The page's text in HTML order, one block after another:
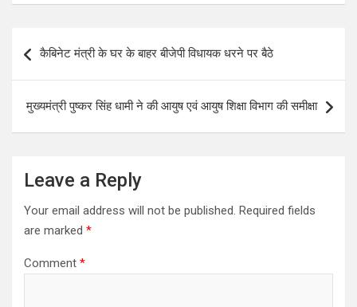
navigation
कैबिनेट मंत्री के घर के बाहर बीजेपी विधायक धरने पर बैठे
मुख्यमंत्री पुष्कर सिंह धामी ने की आयुष एवं आयुष शिक्षा विभाग की समीक्षा
Leave a Reply
Your email address will not be published. Required fields
are marked *
Comment *